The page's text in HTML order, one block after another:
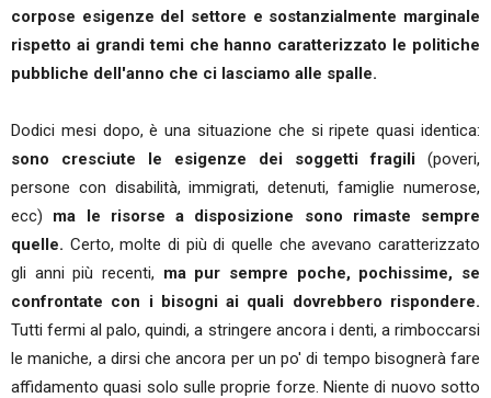
corpose esigenze del settore e sostanzialmente marginale
rispetto ai grandi temi che hanno caratterizzato le politiche
pubbliche dell'anno che ci lasciamo alle spalle.
Dodici mesi dopo, è una situazione che si ripete quasi identica:
sono cresciute le esigenze dei soggetti fragili (poveri,
persone con disabilità, immigrati, detenuti, famiglie numerose,
ecc) ma le risorse a disposizione sono rimaste sempre
quelle. Certo, molte di più di quelle che avevano caratterizzato
gli anni più recenti, ma pur sempre poche, pochissime, se
confrontate con i bisogni ai quali dovrebbero rispondere.
Tutti fermi al palo, quindi, a stringere ancora i denti, a rimboccarsi
le maniche, a dirsi che ancora per un po' di tempo bisognerà fare
affidamento quasi solo sulle proprie forze. Niente di nuovo sotto